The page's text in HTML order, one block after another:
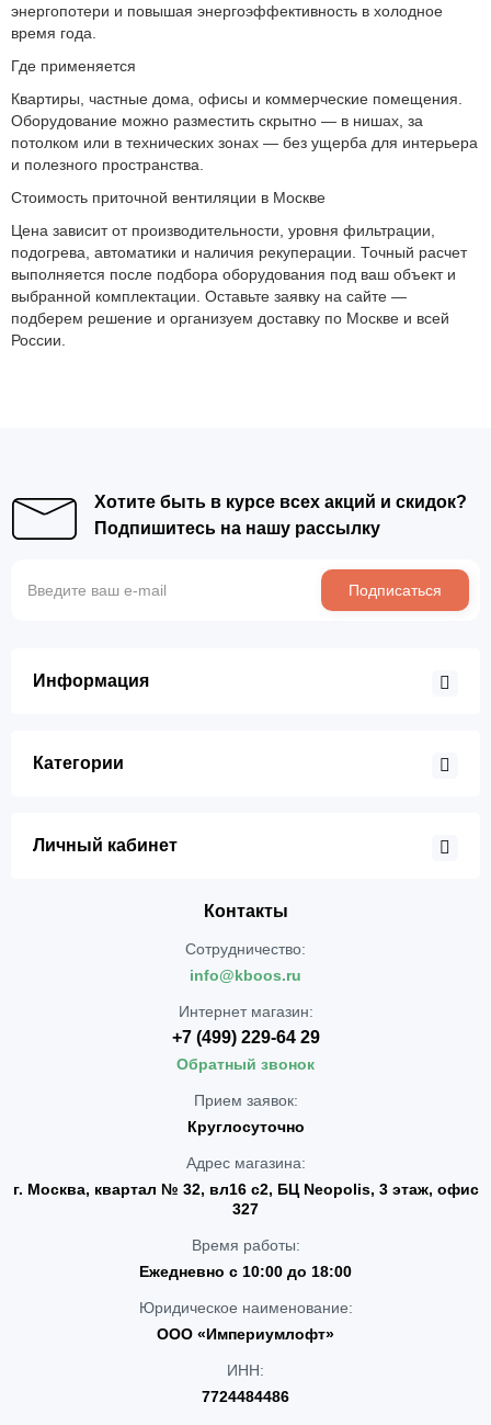
энергопотери и повышая энергоэффективность в холодное
время года.
Где применяется
Квартиры, частные дома, офисы и коммерческие помещения.
Оборудование можно разместить скрытно — в нишах, за
потолком или в технических зонах — без ущерба для интерьера
и полезного пространства.
Стоимость приточной вентиляции в Москве
Цена зависит от производительности, уровня фильтрации,
подогрева, автоматики и наличия рекуперации. Точный расчет
выполняется после подбора оборудования под ваш объект и
выбранной комплектации. Оставьте заявку на сайте —
подберем решение и организуем доставку по Москве и всей
России.
Хотите быть в курсе всех акций и скидок?
Подпишитесь на нашу рассылку
Подписаться
Информация
Категории
Личный кабинет
Контакты
Сотрудничество:
info@kboos.ru
Интернет магазин:
+7 (499) 229-64 29
Обратный звонок
Прием заявок:
Круглосуточно
Адрес магазина:
г. Москва, квартал № 32, вл16 с2, БЦ Neopolis, 3 этаж, офис
327
Время работы:
Ежедневно с 10:00 до 18:00
Юридическое наименование:
ООО «Империумлофт»
ИНН:
7724484486